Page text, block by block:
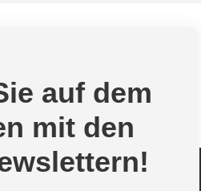
auf dem
mit den